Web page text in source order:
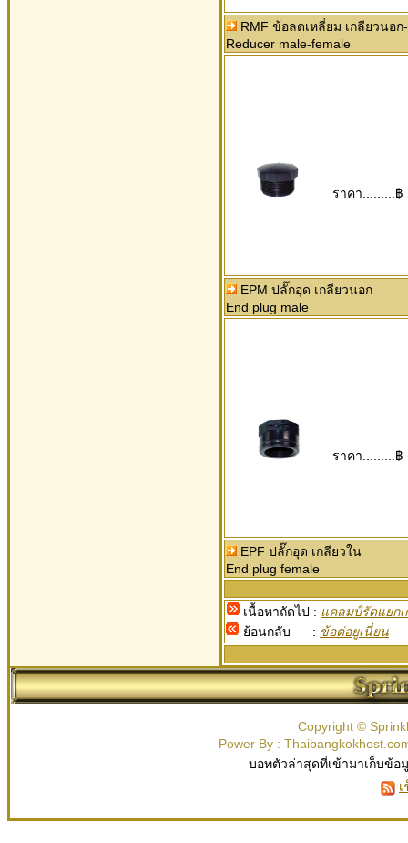
RMF ข้อลดเหลี่ยม เกลียวนอก
Reducer male-female
ราคา.........฿
EPM ปลั๊กอุด เกลียวนอก
End plug male
ราคา.........฿
EPF ปลั๊กอุด เกลียวใน
End plug female
เนื้อหาถัดไป : แคลมป์รัดแยกเ
ย้อนกลับ : ข้อต่อยูเนี่ยน
Copyright ©
Power By :
บอทตัวล่าสุดที่เข้ามาเก็บข้อ